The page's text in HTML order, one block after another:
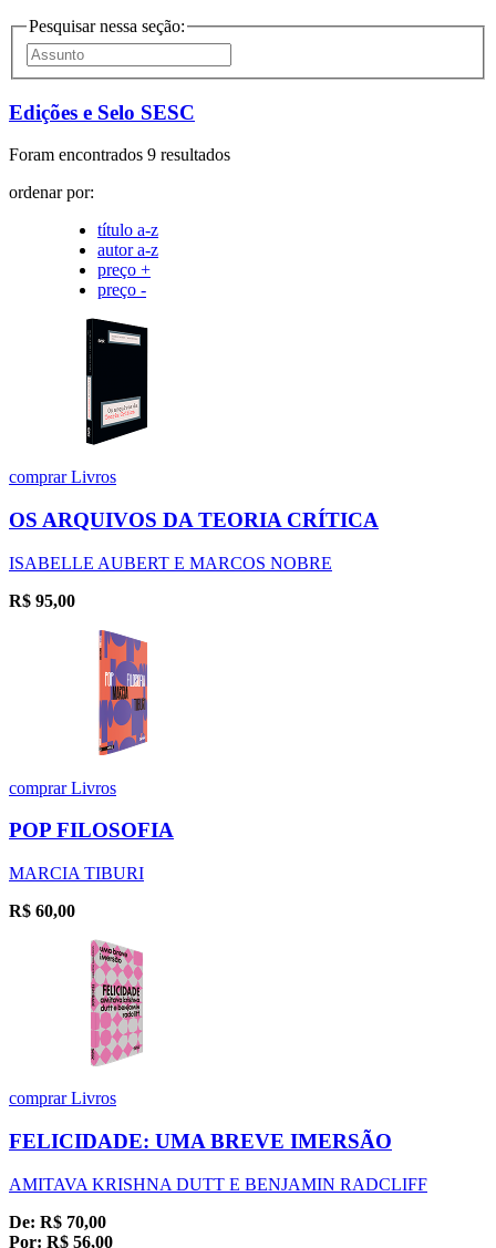
Pesquisar nessa seção:
Edições e Selo SESC
Foram encontrados 9 resultados
ordenar por:
título a-z
autor a-z
preço +
preço -
comprarLivros
OS ARQUIVOS DA TEORIA CRÍTICA
ISABELLE AUBERT E MARCOS NOBRE
R$ 95,00
comprarLivros
POP FILOSOFIA
MARCIA TIBURI
R$ 60,00
comprarLivros
FELICIDADE: UMA BREVE IMERSÃO
AMITAVA KRISHNA DUTT E BENJAMIN RADCLIFF
De: R$ 70,00
Por: R$ 56,00